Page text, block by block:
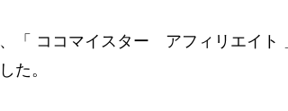
「 ココマイスター アフィリエイト
た。